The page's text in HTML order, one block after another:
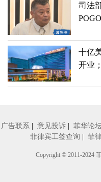
司法
十亿
开业
广告联系 意见投诉 菲华论
菲律宾工签查询
菲
Copyright © 2011-2024